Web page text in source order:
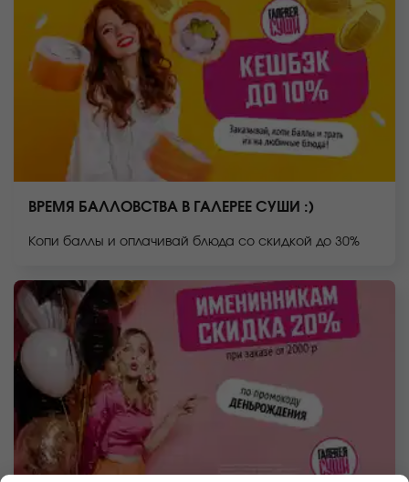
ВРЕМЯ БАЛЛОВСТВА В ГАЛЕРЕЕ СУШИ :)
Копи баллы и оплачивай блюда со скидкой до 30%